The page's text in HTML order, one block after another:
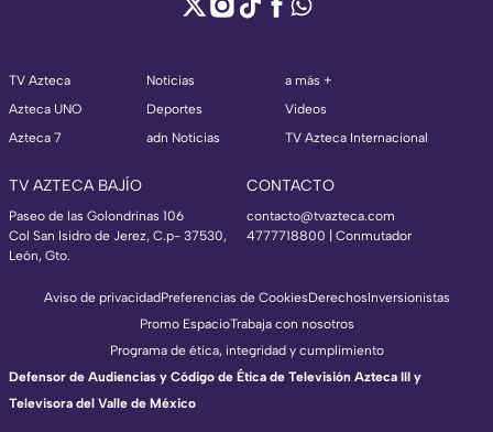
TV Azteca
Azteca UNO
Azteca 7
Noticias
Deportes
adn Noticias
a más +
Videos
TV Azteca Internacional
TV AZTECA BAJÍO
Paseo de las Golondrinas 106
Col San Isidro de Jerez, C.p- 37530,
León, Gto.
CONTACTO
contacto@tvazteca.com
4777718800 | Conmutador
Aviso de privacidadPreferencias de CookiesDerechosInversionistas
Promo EspacioTrabaja con nosotros
Programa de ética, integridad y cumplimiento
Defensor de Audiencias y Código de Ética de Televisión Azteca III y
Televisora del Valle de México